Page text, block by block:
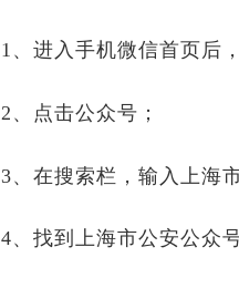
1、进入手机微信首页后
2、点击公众号；
3、在搜索栏，输入上海
4、找到上海市公安公众